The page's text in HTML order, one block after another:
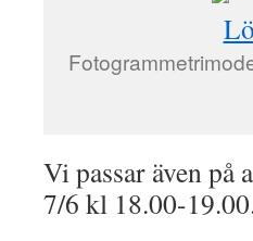
Vi passar även på
7/6 kl 18.00-